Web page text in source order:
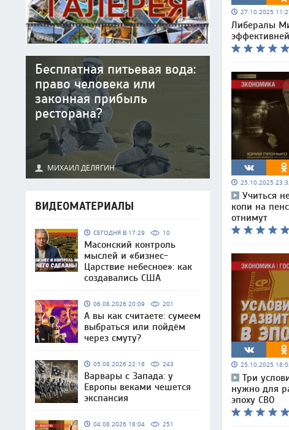
Бесплатная питьевая вода:
право человека или
законная прибыль
ресторана?
МИХАИЛ ДЕЛЯГИН
ВИДЕОМАТЕРИАЛЫ
СЕГОДНЯ В 17:29 10
Масонский контроль
мыслей и «бизнес-
Царствие небесное»: как
создавались США
06.08.2026 20:09 201
А вы как считаете: сумеем
выбраться или пойдём
через смуту?
05.08.2026 22:18 243
Варвары с Запада: у
Европы веками чешется
экспансия
04.08.2026 18:04 251
27.10.2025
Либералы
25.10.2025
Учиться
копи на
отнимут
25.10.2025
Три
нужно для
эпоху СВО